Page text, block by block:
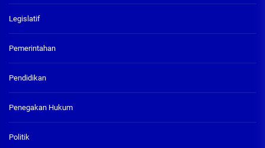
Legislatif
Pemerintahan
Pendidikan
Penegakan Hukum
Politik